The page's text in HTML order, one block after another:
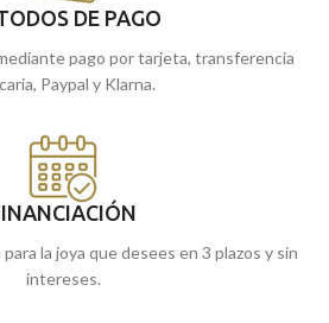
DE PAGO
pago por tarjeta, transferencia
Paypal y Klarna.
la joya que desees en 3 plazos y sin
intereses.